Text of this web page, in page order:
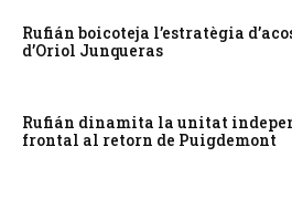
Rufián boicoteja l’estratègia
d’Oriol Junqueras
Rufián dinamita la unitat
frontal al retorn de Puigdemont